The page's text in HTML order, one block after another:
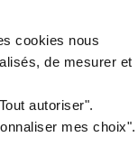
cookies nous
de mesurer et
autoriser".
mes choix".